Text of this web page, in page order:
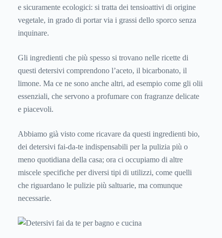
e sicuramente ecologici: si tratta dei tensioattivi di origine
vegetale, in grado di portar via i grassi dello sporco senza
inquinare.
Gli ingredienti che più spesso si trovano nelle ricette di
questi detersivi comprendono l’aceto, il bicarbonato, il
limone. Ma ce ne sono anche altri, ad esempio come gli olii
essenziali, che servono a profumare con fragranze delicate
e piacevoli.
Abbiamo già visto come ricavare da questi ingredienti bio,
dei detersivi fai-da-te indispensabili per la pulizia più o
meno quotidiana della casa; ora ci occupiamo di altre
miscele specifiche per diversi tipi di utilizzi, come quelli
che riguardano le pulizie più saltuarie, ma comunque
necessarie.